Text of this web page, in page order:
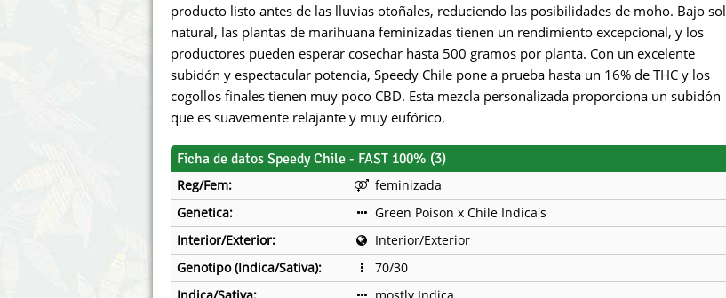
producto listo antes de las lluvias otoñales, reduciendo las posibilidades de moho. Bajo sol
natural, las plantas de marihuana feminizadas tienen un rendimiento excepcional, y los
productores pueden esperar cosechar hasta 500 gramos por planta. Con un excelente
subidón y espectacular potencia, Speedy Chile pone a prueba hasta un 16% de THC y los
cogollos finales tienen muy poco CBD. Esta mezcla personalizada proporciona un subidón
que es suavemente relajante y muy eufórico.
Ficha de datos Speedy Chile - FAST 100% (3)
Reg/Fem:
feminizada
Genetica:
Green Poison x Chile Indica's
Interior/Exterior:
Interior/Exterior
Genotipo (Indica/Sativa):
70/30